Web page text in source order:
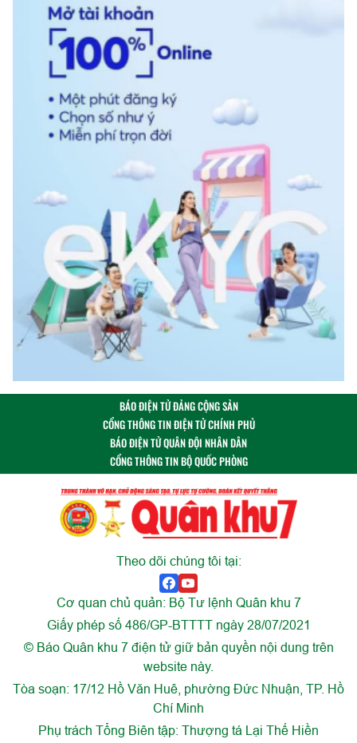
BÁO ĐIỆN TỬ ĐẢNG CỘNG SẢN
CỔNG THÔNG TIN ĐIỆN TỬ CHÍNH PHỦ
BÁO ĐIỆN TỬ QUÂN ĐỘI NHÂN DÂN
CỔNG THÔNG TIN BỘ QUỐC PHÒNG
Theo dõi chúng tôi tại:
Cơ quan chủ quản: Bộ Tư lệnh Quân khu 7
Giấy phép số 486/GP-BTTTT ngày 28/07/2021
© Báo Quân khu 7 điện tử giữ bản quyền nội dung trên
website này.
Tòa soạn: 17/12 Hồ Văn Huê, phường Đức Nhuận, TP. Hồ
Chí Minh
Phụ trách Tổng Biên tập: Thượng tá Lại Thế Hiền